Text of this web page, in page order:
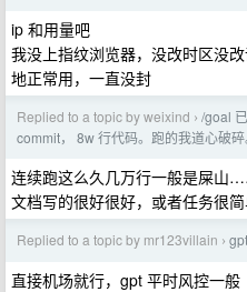
ip 和用量吧
我没上指纹浏览器，没改时区没
地正常用，一直没封
Replied to a topic by weixind › /goal
commit， 8w 行代码。跑的我道心破碎
连续跑这么久几万行一般是屎山
文档写的很好很好，或者任务很
Replied to a topic by mr123villain ›
直接机场就行，gpt 平时风控一般